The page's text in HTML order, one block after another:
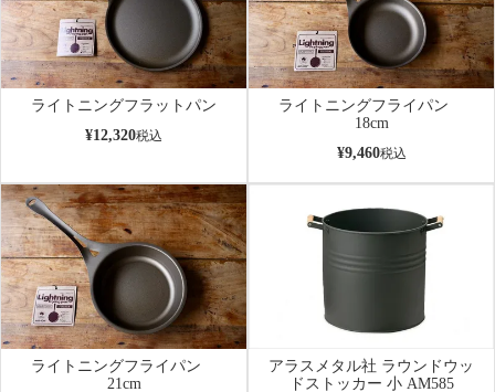
ライトニングフラットパン
¥12,320税込
ライトニングフライパン
18cm
¥9,460税込
ライトニングフライパン
21cm
アラスメタル社 ラウンドウッ
ドストッカー 小 AM585